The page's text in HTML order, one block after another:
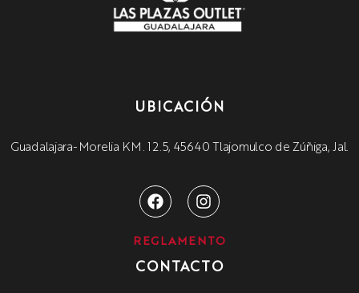
UBICACIÓN
Guadalajara-Morelia KM. 12.5, 45640 Tlajomulco de Zúñiga, Jal.
REGLAMENTO
CONTACTO